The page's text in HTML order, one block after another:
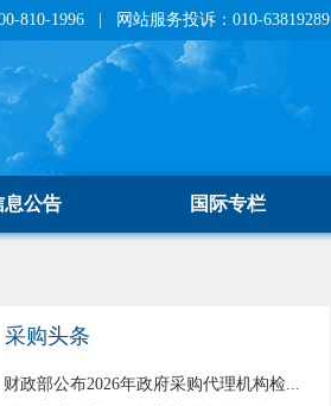
810-1996 | 网站服务投诉：010-63819289
息公告 国际专栏
采购头条
财政部公布2026年政府采购代理机构检...